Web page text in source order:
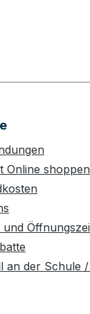
Online
an der Schule